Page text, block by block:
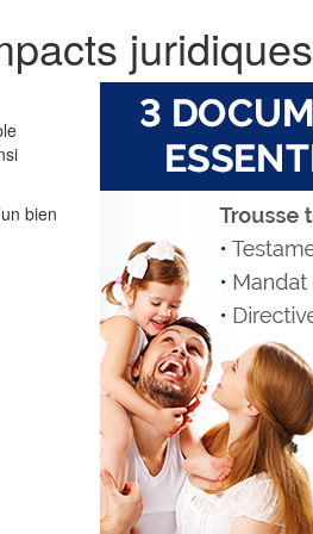
juridiques
bien